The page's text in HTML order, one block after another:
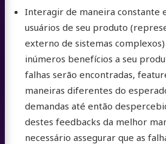
Interagir de maneira constante
usuários de seu produto
externo de sistemas
inúmeros benefícios a seu
falhas serão encontradas,
maneiras diferentes do
demandas até então
destes feedbacks da melhor
necessário assegurar que as